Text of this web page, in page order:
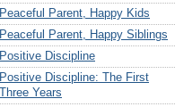
Peaceful Parent, Happy Kids
Peaceful Parent, Happy Siblings
Positive Discipline
Positive Discipline: The First
Three Years